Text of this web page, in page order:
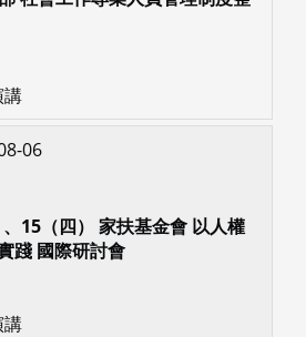
講
06
15（四） 家扶基金會 以人權
踐 國際研討會
講